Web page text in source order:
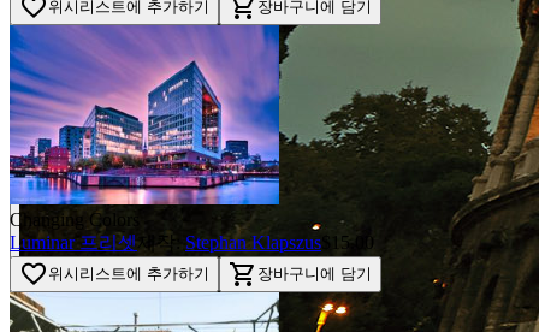
favorite_border 위시리스트에 추가하기 shopping_cart 장바구니에 담기
Changing Colors
Luminar 프리셋제작: Stephan Klapszus $15.00
favorite_border 위시리스트에 추가하기 shopping_cart 장바구니에 담기